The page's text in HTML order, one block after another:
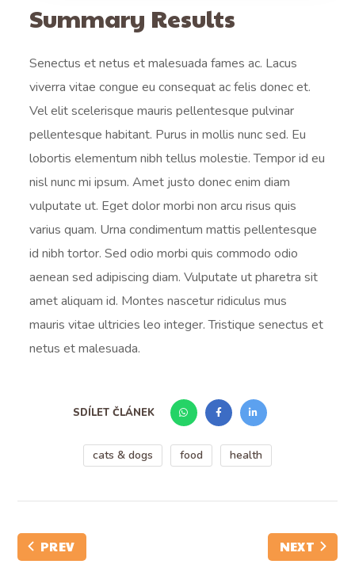
Summary Results
Senectus et netus et malesuada fames ac. Lacus
viverra vitae congue eu consequat ac felis donec et.
Vel elit scelerisque mauris pellentesque pulvinar
pellentesque habitant. Purus in mollis nunc sed. Eu
lobortis elementum nibh tellus molestie. Tempor id eu
nisl nunc mi ipsum. Amet justo donec enim diam
vulputate ut. Eget dolor morbi non arcu risus quis
varius quam. Urna condimentum mattis pellentesque
id nibh tortor. Sed odio morbi quis commodo odio
aenean sed adipiscing diam. Vulputate ut pharetra sit
amet aliquam id. Montes nascetur ridiculus mus
mauris vitae ultricies leo integer. Tristique senectus et
netus et malesuada.
SDÍLET ČLÁNEK
cats & dogs food health
PREV NEXT